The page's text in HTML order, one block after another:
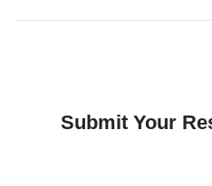
Submit Your